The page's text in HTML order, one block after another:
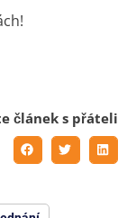
článek s přáteli